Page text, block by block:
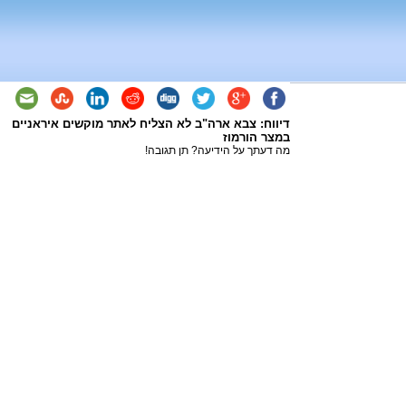
דיווח: צבא ארה"ב לא הצליח לאתר מוקשים איראניים
במצר הורמוז
מה דעתך על הידיעה? תן תגובה!